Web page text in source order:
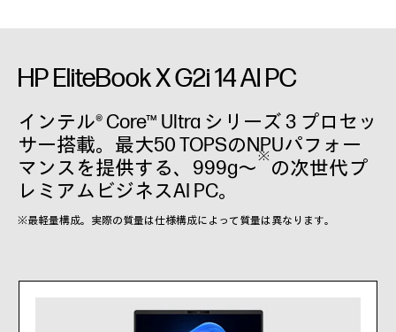
HP EliteBook X G2i 14 AI PC
インテル® Core™ Ultra シリーズ 3 プロセッ
サー搭載。最大50 TOPSのNPUパフォー
マンスを提供する、999g～※の次世代プ
レミアムビジネスAI PC。
※最軽量構成。実際の質量は仕様構成によって質量は異なります。